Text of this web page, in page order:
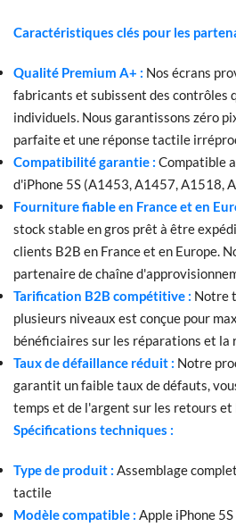
Caractéristiques clés pour les
Qualité Premium A+ : Nos écrans
fabricants et subissent des contrôles
individuels. Nous garantissons zéro
parfaite et une réponse tactile
Compatibilité garantie : Compatible
d'iPhone 5S (A1453, A1457, A1518,
Fourniture fiable en France et en
stock stable en gros prêt à être
clients B2B en France et en Europe.
partenaire de chaîne
Tarification B2B compétitive : Notre
plusieurs niveaux est conçue pour
bénéficiaires sur les réparations et la
Taux de défaillance réduit : Notre
garantit un faible taux de défauts,
temps et de l'argent sur les retours
Spécifications techniques :
Type de produit : Assemblage
tactile
Modèle compatible : Apple iPhone 5S